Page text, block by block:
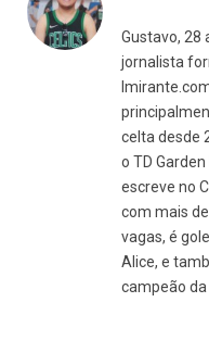
Gustavo, 28
jornalista
celta desde
o TD
escreve no
com mais
vagas, é
Alice, e
campeão da